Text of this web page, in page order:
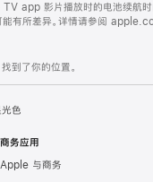
app 影片播放时的电池续航
能有所差异。详情请参阅
到了你的位置。
色
商务应用
Apple 与商务